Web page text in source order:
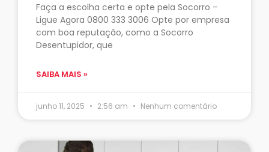
Faça a escolha certa e opte pela Socorro –
Ligue Agora 0800 333 3006 Opte por empresa
com boa reputação, como a Socorro
Desentupidor, que
SAIBA MAIS »
junho 11, 2025 2:56 am Nenhum comentário